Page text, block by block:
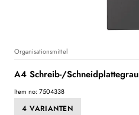
Organisationsmittel
A4 Schreib-/Schneidplattegrau
Item no: 7504338
4 VARIANTEN